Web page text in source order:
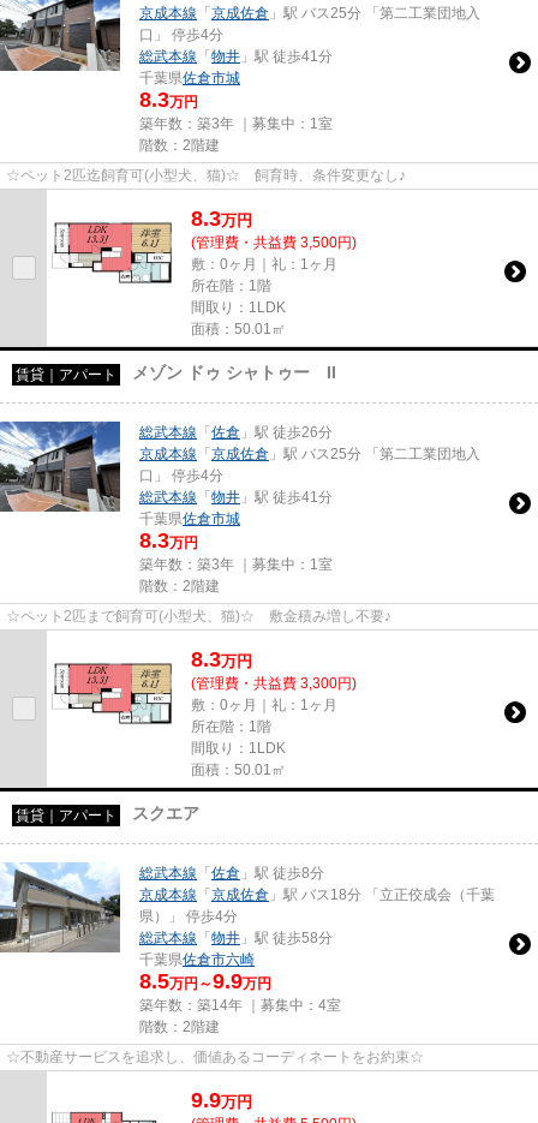
京成本線 「京成佐倉 」駅 バス25分 「第二工業団地入
口」 停歩4分
総武本線 「物井 」駅 徒歩41分
千葉県佐倉市城
8.3万円
築年数：築3年 ｜募集中： 1室
階数：2階建
☆ペット2匹迄飼育可(小型犬、猫)☆ 飼育時、条件変更なし♪
8.3万円
(管理費・共益費 3,500円)
敷：0ヶ月｜礼：1ヶ月
所在階：1階
間取り：1LDK
面積：50.01㎡
賃貸｜アパート メゾン ドゥ シャトゥー II
総武本線 「佐倉 」駅 徒歩26分
京成本線 「京成佐倉 」駅 バス25分 「第二工業団地入
口」 停歩4分
総武本線 「物井 」駅 徒歩41分
千葉県佐倉市城
8.3万円
築年数：築3年 ｜募集中： 1室
階数：2階建
☆ペット2匹まで飼育可(小型犬、猫)☆ 敷金積み増し不要♪
8.3万円
(管理費・共益費 3,300円)
敷：0ヶ月｜礼：1ヶ月
所在階：1階
間取り：1LDK
面積：50.01㎡
賃貸｜アパート スクエア
総武本線 「佐倉 」駅 徒歩8分
京成本線 「京成佐倉 」駅 バス18分 「立正佼成会（千葉
県）」 停歩4分
総武本線 「物井 」駅 徒歩58分
千葉県佐倉市六崎
8.5万円～9.9万円
築年数：築14年 ｜募集中： 4室
階数：2階建
☆不動産サービスを追求し、価値あるコーディネートをお約束☆
9.9万円